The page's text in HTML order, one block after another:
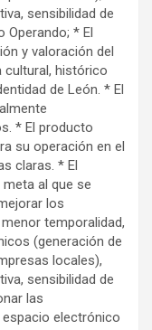
sensibilidad de
Operando; * El
y valoración del
cultural, histórico
de León. * El
* El producto
su operación en el
claras. * El
al que se
los
temporalidad,
(generación de
locales),
sensibilidad de
las
electrónico